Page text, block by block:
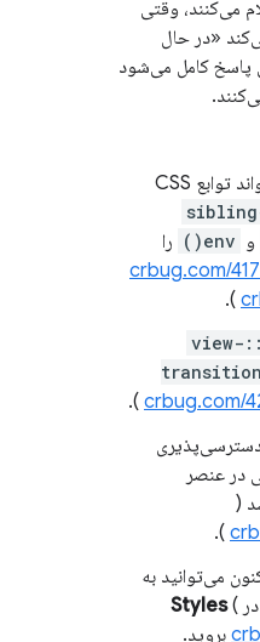
می‌کنند، وقتی
«در حال
پاسخ کامل می‌شود
اکنون می‌تواند توابع CSS
و env()
را
crbug.com/
).
::view-
crbug.com/
).
دسترسی‌پذیری
در عنصر
(
).
می‌توانید به
Styles(